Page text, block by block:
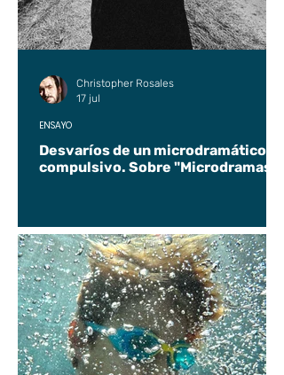
Desvaríos de un microdramático
compulsivo. Sobre "Microdramas".
ENSAYO
Christopher Rosales
17 jul